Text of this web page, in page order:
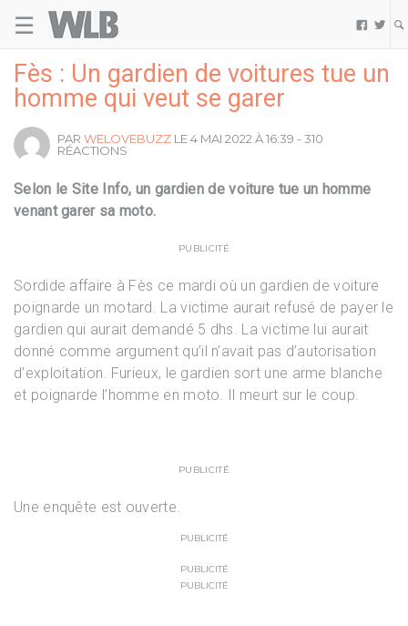
☰  
Fès : Un gardien de voitures tue un
homme qui veut se garer
PAR WELOVEBUZZ LE 4 MAI 2022 À 16:39 - 310
RÉACTIONS
Selon le Site Info, un gardien de voiture tue un homme
venant garer sa moto.
PUBLICITÉ
Sordide affaire à Fès ce mardi où un gardien de voiture
poignarde un motard. La victime aurait refusé de payer le
gardien qui aurait demandé 5 dhs. La victime lui aurait
donné comme argument qu’il n’avait pas d’autorisation
d’exploitation. Furieux, le gardien sort une arme blanche
et poignarde l’homme en moto. Il meurt sur le coup.
PUBLICITÉ
Une enquête est ouverte.
PUBLICITÉ
PUBLICITÉ
PUBLICITÉ